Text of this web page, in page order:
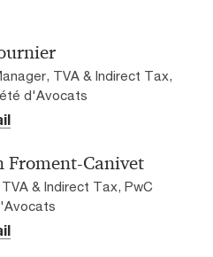
TVA & Indirect Tax,
d'Avocats
Froment-Canivet
& Indirect Tax, PwC